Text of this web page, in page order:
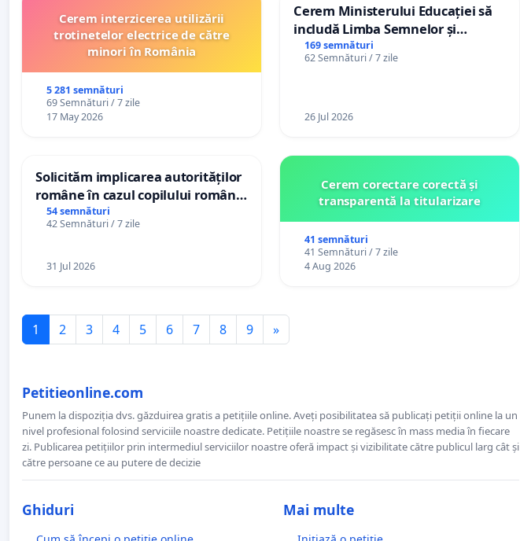
Cerem interzicerea utilizării
trotinetelor electrice de către
minori în România
5 281 semnături
69 Semnături / 7 zile
17 May 2026
Cerem Ministerului Educației să
includă Limba Semnelor și
alfabetul Braille în școlile din
Republica Moldova!
169 semnături
62 Semnături / 7 zile
26 Jul 2026
Solicităm implicarea autorităților
române în cazul copilului român
Wiliam Kristian Gheorghe, aflat în
plasament în Danemarca de 12
54 semnături
42 Semnături / 7 zile
31 Jul 2026
Cerem corectare corectă și
transparentă la titularizare
41 semnături
41 Semnături / 7 zile
4 Aug 2026
1 2 3 4 5 6 7 8 9 »
Petitieonline.com
Punem la dispoziția dvs. găzduirea gratis a petițiile online. Aveți posibilitatea să publicați petiții online la un
nivel profesional folosind serviciile noastre dedicate. Petițiile noastre se regăsesc în mass media în fiecare
zi. Publicarea petițiilor prin intermediul serviciilor noastre oferă impact și vizibilitate către publicul larg cât și
către persoane ce au putere de decizie
Ghiduri Mai multe